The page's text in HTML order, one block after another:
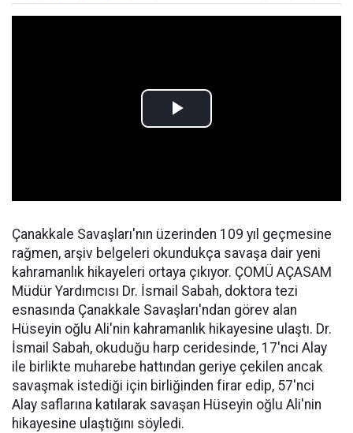
Çanakkale Savaşları'nın üzerinden 109 yıl geçmesine
rağmen, arşiv belgeleri okundukça savaşa dair yeni
kahramanlık hikayeleri ortaya çıkıyor. ÇOMÜ AÇASAM
Müdür Yardımcısı Dr. İsmail Sabah, doktora tezi
esnasında Çanakkale Savaşları'ndan görev alan
Hüseyin oğlu Ali'nin kahramanlık hikayesine ulaştı. Dr.
İsmail Sabah, okuduğu harp ceridesinde, 17'nci Alay
ile birlikte muharebe hattından geriye çekilen ancak
savaşmak istediği için birliğinden firar edip, 57'nci
Alay saflarına katılarak savaşan Hüseyin oğlu Ali'nin
hikayesine ulaştığını söyledi.